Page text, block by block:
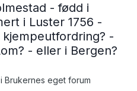
- fødd i
i Luster 1756 -
-
- eller i Bergen?
Brukernes eget forum